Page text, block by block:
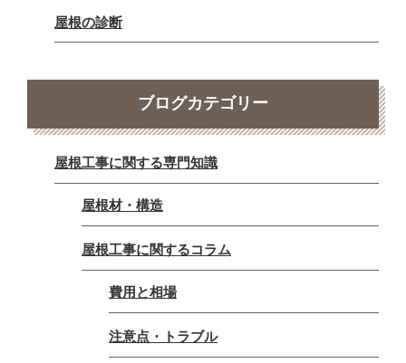
屋根の診断
ブログカテゴリー
屋根工事に関する専門知識
屋根材・構造
屋根工事に関するコラム
費用と相場
注意点・トラブル